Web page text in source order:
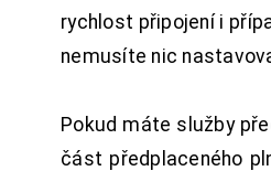
rychlost připojení i
nemusíte nic
Pokud máte služby
část předplaceného